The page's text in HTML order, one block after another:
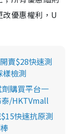
優惠權利，U
賣$28快速測
樣檢測
劑購買平台一
/HKTVmall
快速抗原測